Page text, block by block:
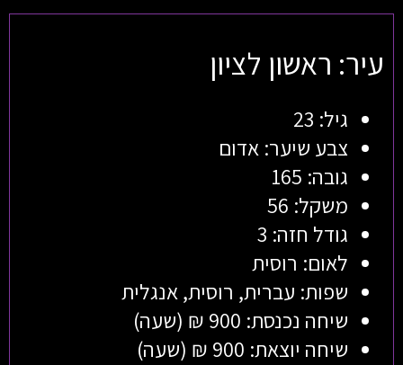
עיר: ראשון לציון
גיל: 23
צבע שיער: אדום
גובה: 165
משקל: 56
גודל חזה: 3
לאום: רוסית
שפות: עברית, רוסית, אנגלית
שיחה נכנסת: 900 ₪ (שעה)
שיחה יוצאת: 900 ₪ (שעה)